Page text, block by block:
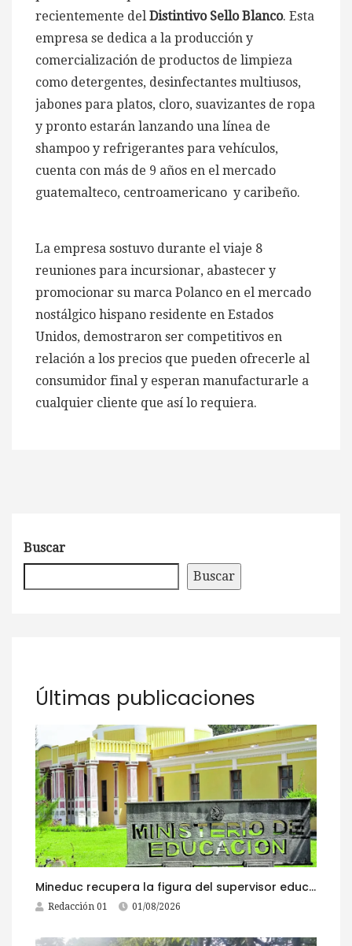
recientemente del Distintivo Sello Blanco. Esta
empresa se dedica a la producción y
comercialización de productos de limpieza
como detergentes, desinfectantes multiusos,
jabones para platos, cloro, suavizantes de ropa
y pronto estarán lanzando una línea de
shampoo y refrigerantes para vehículos,
cuenta con más de 9 años en el mercado
guatemalteco, centroamericano y caribeño.
La empresa sostuvo durante el viaje 8
reuniones para incursionar, abastecer y
promocionar su marca Polanco en el mercado
nostálgico hispano residente en Estados
Unidos, demostraron ser competitivos en
relación a los precios que pueden ofrecerle al
consumidor final y esperan manufacturarle a
cualquier cliente que así lo requiera.
Buscar
Buscar
Últimas publicaciones
Mineduc recupera la figura del supervisor educativo con 968 plazas
Redacción 01 01/08/2026